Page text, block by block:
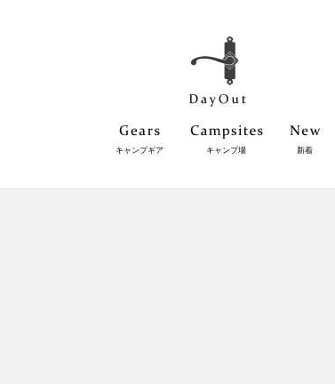
キャンプギア キャンプ場 新着